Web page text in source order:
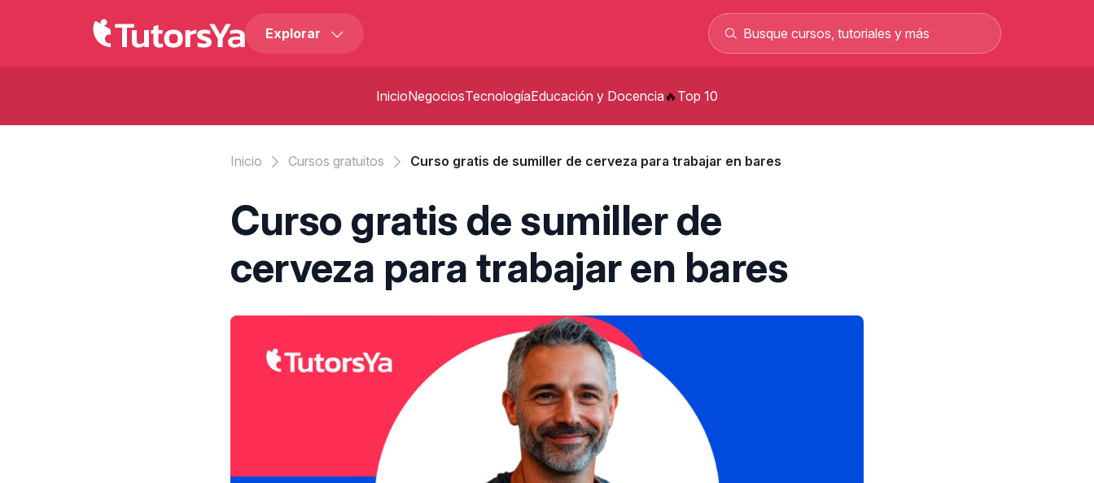
Explorar
Curso de carretillero gratis: curso
Curso gratis para sacar el permiso C y
profesional 100% online
InicioNegociosTecnologíaEducación y Docencia Top 10
Inicio Cursos gratuitos Curso gratis de sumiller de cerveza para trabajar en bares
Curso gratis de sumiller de
cerveza para trabajar en bares